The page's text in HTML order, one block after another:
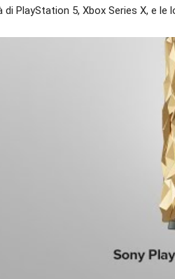
di PlayStation 5, Xbox Series X, e le